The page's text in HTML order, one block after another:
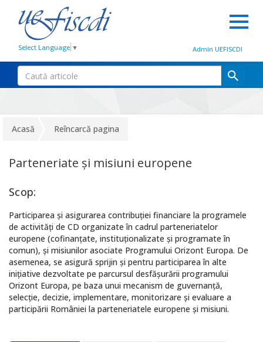
Select Language ▼ Admin UEFISCDI
Acasă Reîncarcă pagina
Parteneriate și misiuni europene
Scop:
Participarea şi asigurarea contribuţiei financiare la programele
de activităţi de CD organizate în cadrul parteneriatelor
europene (cofinanţate, instituţionalizate şi programate în
comun), şi misiunilor asociate Programului Orizont Europa. De
asemenea, se asigură sprijin şi pentru participarea în alte
iniţiative dezvoltate pe parcursul desfăşurării programului
Orizont Europa, pe baza unui mecanism de guvernanţă,
selecţie, decizie, implementare, monitorizare şi evaluare a
participării României la parteneriatele europene şi misiuni.